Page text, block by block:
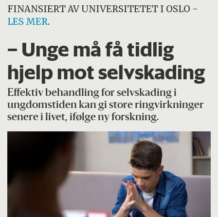
FINANSIERT AV UNIVERSITETET I OSLO -
LES MER.
– Unge må få tidlig
hjelp mot selvskading
Effektiv behandling for selvskading i
ungdomstiden kan gi store ringvirkninger
senere i livet, ifølge ny forskning.